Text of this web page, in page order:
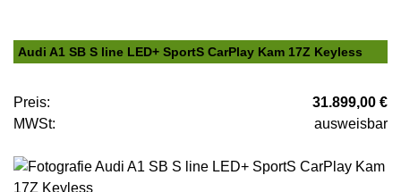
Audi A1 SB S line LED+ SportS CarPlay Kam 17Z Keyless
Preis:
31.899,00 €
MWSt:
ausweisbar